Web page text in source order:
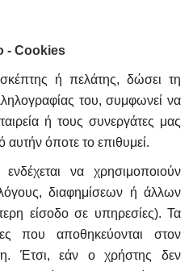
- Cookies
ή πελάτης, δώσει τη
του, συμφωνεί να
ή τους συνεργάτες μας
αυτήν όποτε το επιθυμεί.
να χρησιμοποιούν
διαφημίσεων ή άλλων
είσοδο σε υπηρεσίες). Τα
που αποθηκεύονται στον
Έτσι, εάν ο χρήστης δεν